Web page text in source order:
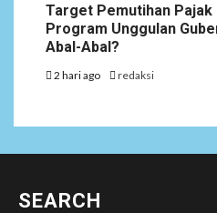
Target Pemutihan
Program Unggulan
Abal-Abal?
2 hari ago redaksi
SEARCH